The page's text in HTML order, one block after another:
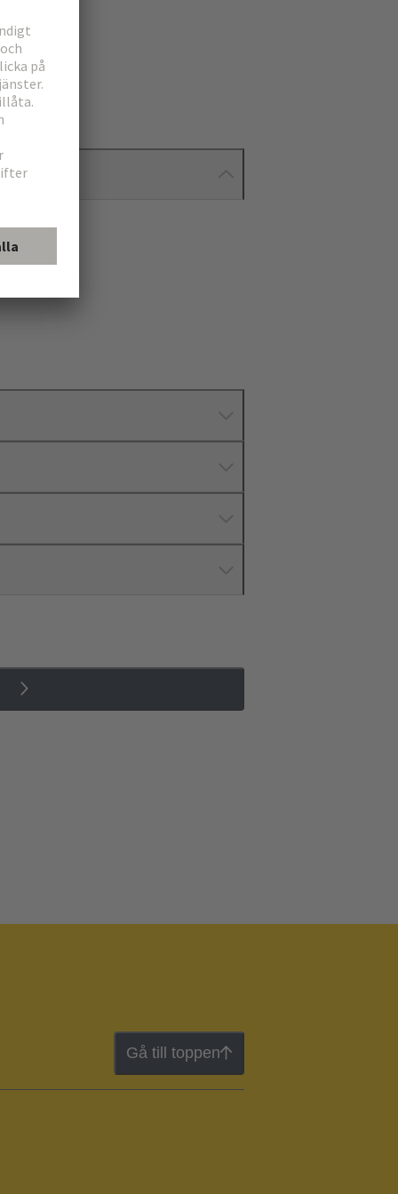
Gå till toppen